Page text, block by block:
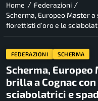
Home / Federazioni /
Scherma, Europeo Master a
fiorettisti d’oro e le
FEDERAZIONI SCHERMA
Scherma, Europeo
brilla a Cognac
sciabolatrici e